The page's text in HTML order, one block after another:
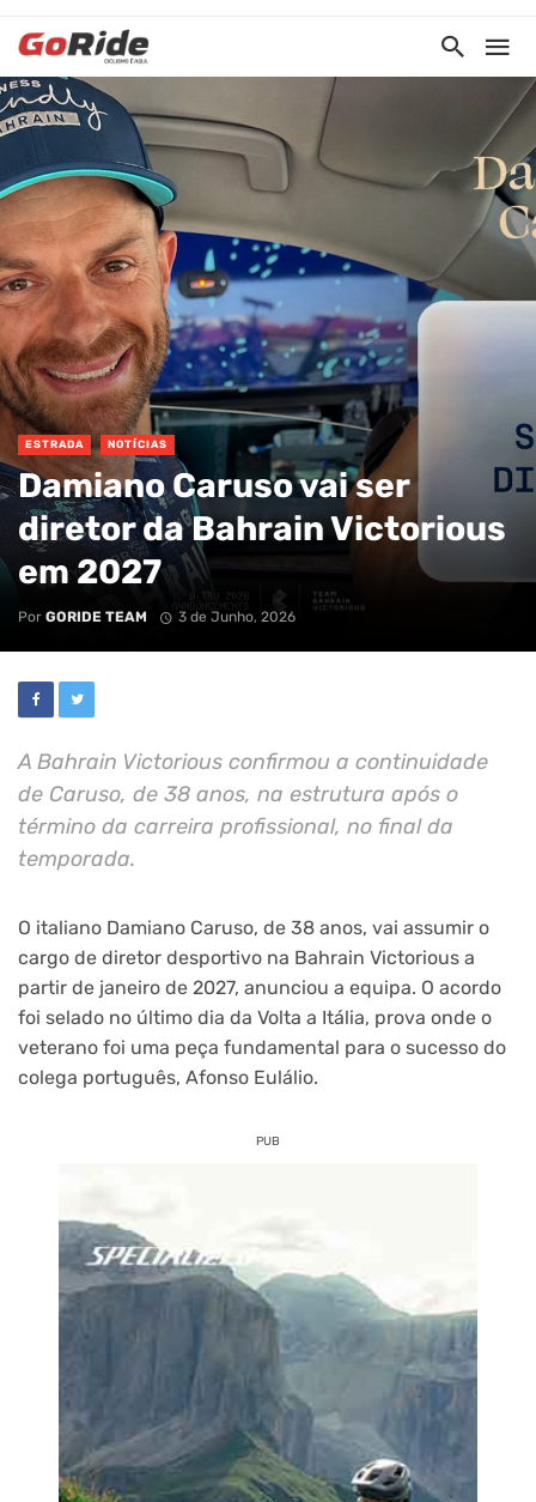
ESTRADA NOTÍCIAS
Damiano Caruso vai ser
diretor da Bahrain Victorious
em 2027
Por GORIDE TEAM 3 de Junho, 2026
A Bahrain Victorious confirmou a continuidade
de Caruso, de 38 anos, na estrutura após o
término da carreira profissional, no final da
temporada.
O italiano Damiano Caruso, de 38 anos, vai assumir o
cargo de diretor desportivo na Bahrain Victorious a
partir de janeiro de 2027, anunciou a equipa. O acordo
foi selado no último dia da Volta a Itália, prova onde o
veterano foi uma peça fundamental para o sucesso do
colega português, Afonso Eulálio.
PUB